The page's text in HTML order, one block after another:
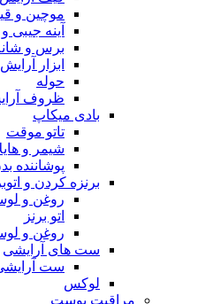
موچین و
آینه جیبی
برس و
ابزار
حوله
ظروف
بادی میکاپ
تاتو موقت
شیمر و
پوشاننده
برنزه کردن و
روغن و
اتو برنز
روغن و
ست های آرایشی
ست
لوکس
مراقبت پوست